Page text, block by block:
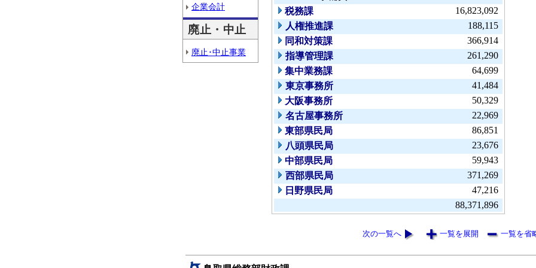
企業会計
廃止・中止
廃止･中止事業
税務課
16,823,092
人権推進課
188,115
同和対策課
366,914
指導管理課
261,290
集中業務課
64,699
東京事務所
41,484
大阪事務所
50,329
名古屋事務所
22,969
東部県民局
86,851
八頭県民局
23,676
中部県民局
59,943
西部県民局
371,269
日野県民局
47,216
88,371,896
次の一覧へ 一覧を展開 一覧を省